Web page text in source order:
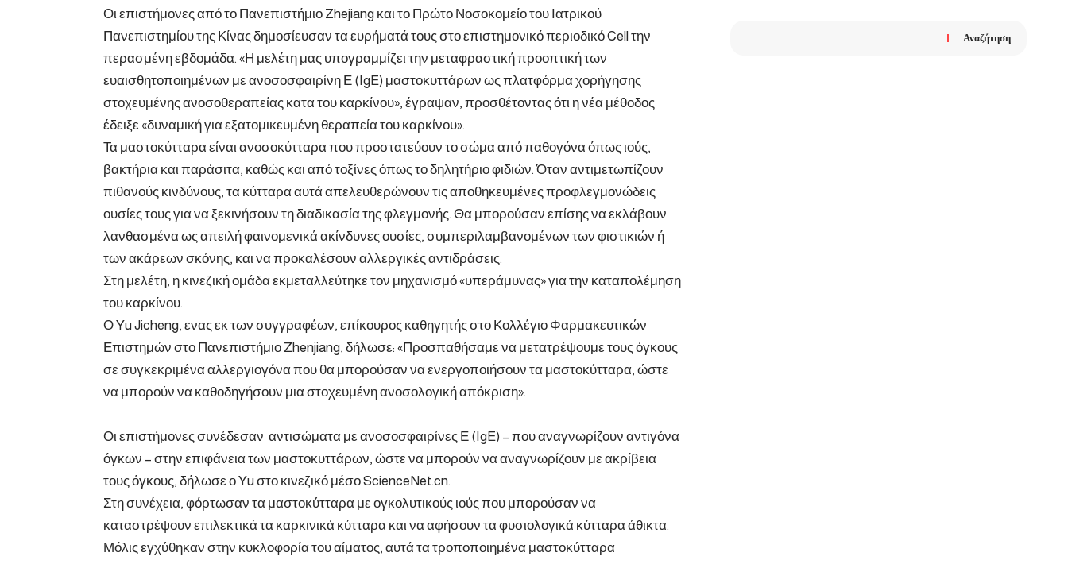
Οι επιστήμονες από το Πανεπιστήμιο Zhejiang και το Πρώτο Νοσοκομείο του Ιατρικού
Πανεπιστημίου της Κίνας δημοσίευσαν τα ευρήματά τους στο επιστημονικό περιοδικό Cell την
περασμένη εβδομάδα. «Η μελέτη μας υπογραμμίζει την μεταφραστική προοπτική των
ευαισθητοποιημένων με ανοσοσφαιρίνη Ε (IgE) μαστοκυττάρων ως πλατφόρμα χορήγησης
στοχευμένης ανοσοθεραπείας κατα του καρκίνου», έγραψαν, προσθέτοντας ότι η νέα μέθοδος
έδειξε «δυναμική για εξατομικευμένη θεραπεία του καρκίνου».
Τα μαστοκύτταρα είναι ανοσοκύτταρα που προστατεύουν το σώμα από παθογόνα όπως ιούς,
βακτήρια και παράσιτα, καθώς και από τοξίνες όπως το δηλητήριο φιδιών. Όταν αντιμετωπίζουν
πιθανούς κινδύνους, τα κύτταρα αυτά απελευθερώνουν τις αποθηκευμένες προφλεγμονώδεις
ουσίες τους για να ξεκινήσουν τη διαδικασία της φλεγμονής. Θα μπορούσαν επίσης να εκλάβουν
λανθασμένα ως απειλή φαινομενικά ακίνδυνες ουσίες, συμπεριλαμβανομένων των φιστικιών ή
των ακάρεων σκόνης, και να προκαλέσουν αλλεργικές αντιδράσεις.
Στη μελέτη, η κινεζική ομάδα εκμεταλλεύτηκε τον μηχανισμό «υπεράμυνας» για την καταπολέμηση
του καρκίνου.
Ο Yu Jicheng, ενας εκ των συγγραφέων, επίκουρος καθηγητής στο Κολλέγιο Φαρμακευτικών
Επιστημών στο Πανεπιστήμιο Zhenjiang, δήλωσε: «Προσπαθήσαμε να μετατρέψουμε τους όγκους
σε συγκεκριμένα αλλεργιογόνα που θα μπορούσαν να ενεργοποιήσουν τα μαστοκύτταρα, ώστε
να μπορούν να καθοδηγήσουν μια στοχευμένη ανοσολογική απόκριση».
Οι επιστήμονες συνέδεσαν αντισώματα με ανοσοσφαιρίνες Ε (IgE) – που αναγνωρίζουν αντιγόνα
όγκων – στην επιφάνεια των μαστοκυττάρων, ώστε να μπορούν να αναγνωρίζουν με ακρίβεια
τους όγκους, δήλωσε ο Yu στο κινεζικό μέσο ScienceNet.cn.
Στη συνέχεια, φόρτωσαν τα μαστοκύτταρα με ογκολυτικούς ιούς που μπορούσαν να
καταστρέψουν επιλεκτικά τα καρκινικά κύτταρα και να αφήσουν τα φυσιολογικά κύτταρα άθικτα.
Μόλις εγχύθηκαν στην κυκλοφορία του αίματος, αυτά τα τροποποιημένα μαστοκύτταρα
Αναζήτηση